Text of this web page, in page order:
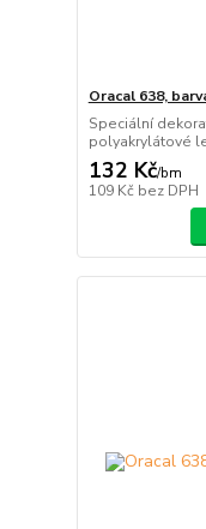
Oracal 638,
Speciální
polyakrylátové
132 Kč/bm
109 Kč bez DPH